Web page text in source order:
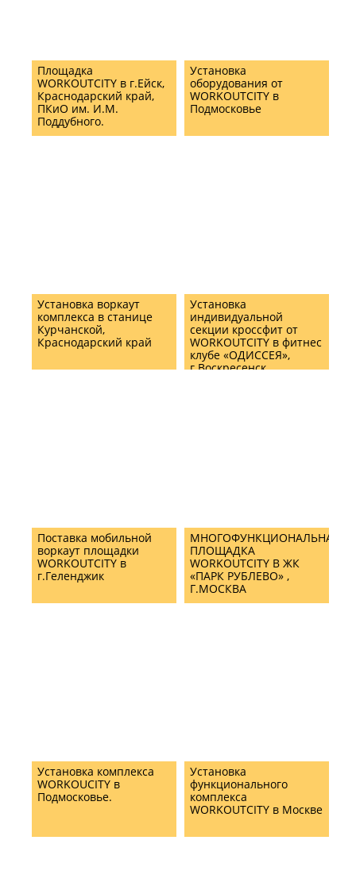
Площадка
WORKOUTCITY в г.Ейск,
Краснодарский край,
ПКиО им. И.М.
Поддубного.
Установка
оборудования от
WORKOUTCITY в
Подмосковье
Установка воркаут
комплекса в станице
Курчанской,
Краснодарский край
Установка
индивидуальной
секции кроссфит от
WORKOUTCITY в фитнес
клубе «ОДИССЕЯ»,
г.Воскресенск
Поставка мобильной
воркаут площадки
WORKOUTCITY в
г.Геленджик
МНОГОФУНКЦИОНАЛЬНАЯ
ПЛОЩАДКА
WORKOUTCITY В ЖК
«ПАРК РУБЛЕВО» ,
Г.МОСКВА
Установка комплекса
WORKOUCITY в
Подмосковье.
Установка
функционального
комплекса
WORKOUTCITY в Москве